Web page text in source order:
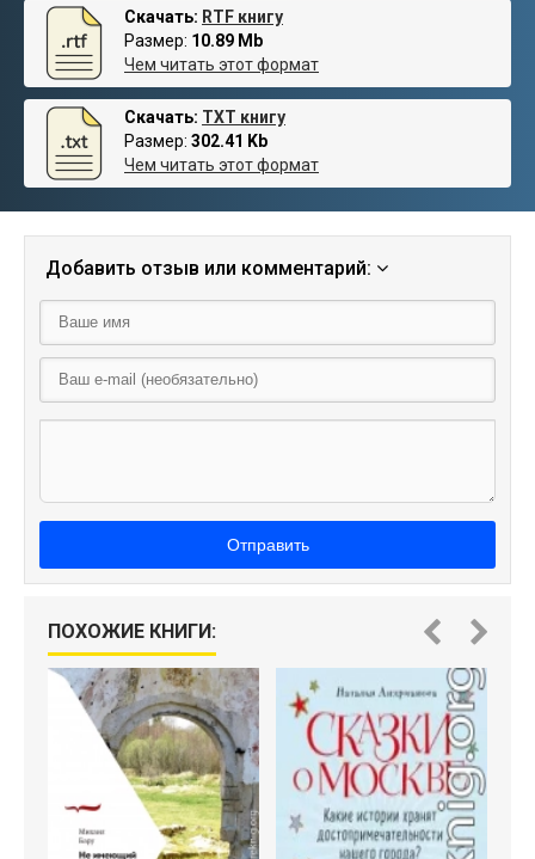
Скачать: RTF книгу
Размер: 10.89 Mb
Чем читать этот формат
Скачать: TXT книгу
Размер: 302.41 Kb
Чем читать этот формат
Добавить отзыв или комментарий:
Отправить
ПОХОЖИЕ КНИГИ: